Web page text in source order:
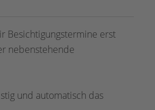
Besichtigungstermine erst
nebenstehende
und automatisch das